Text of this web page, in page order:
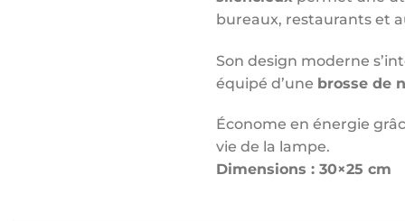
bureaux, restaurants et
Son design moderne
équipé d’une brosse de
Économe en énergie
vie de la lampe.
Dimensions : 30×25 cm